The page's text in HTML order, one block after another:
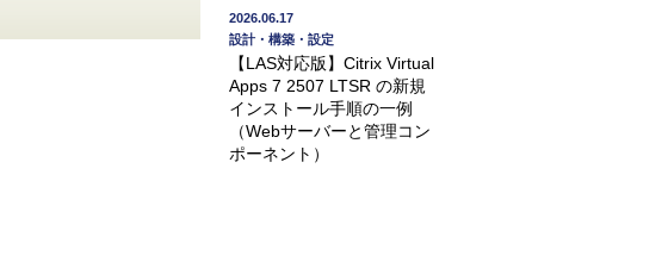
2026.06.17
設計・構築・設定
【LAS対応版】Citrix Virtual
Apps 7 2507 LTSR の新規
インストール手順の一例
（Webサーバーと管理コン
ポーネント）